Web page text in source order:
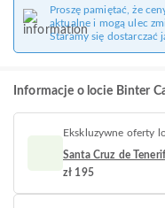
Proszę pamiętać, że
aktualne i mogą ulec
Staramy się dostarczać
Informacje o locie Binter
Ekskluzywne oferty
Santa Cruz de
zł 195